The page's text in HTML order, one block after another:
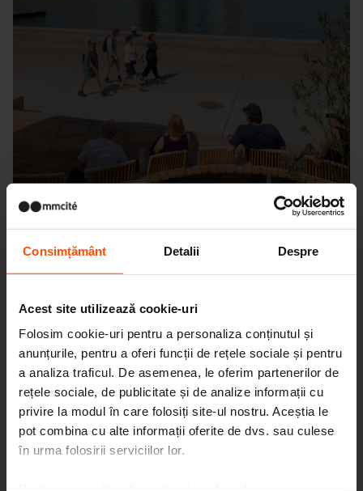
Consimțământ Detalii Despre
Acest site utilizează cookie-uri
Folosim cookie-uri pentru a personaliza conținutul și
anunțurile, pentru a oferi funcții de rețele sociale și pentru
a analiza traficul. De asemenea, le oferim partenerilor de
rețele sociale, de publicitate și de analize informații cu
privire la modul în care folosiți site-ul nostru. Aceștia le
pot combina cu alte informații oferite de dvs. sau culese
în urma folosirii serviciilor lor.
Seattle – Popup park